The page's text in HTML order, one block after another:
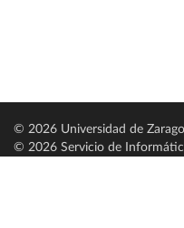
© 2026 Universidad de
© 2026 Servicio de